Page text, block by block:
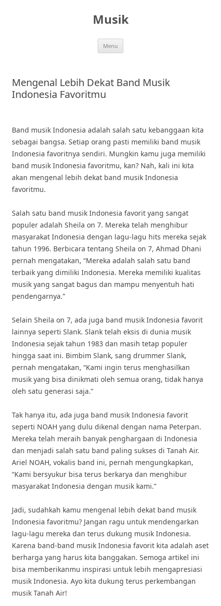
Musik
Menu
Mengenal Lebih Dekat Band Musik
Indonesia Favoritmu
Band musik Indonesia adalah salah satu kebanggaan kita
sebagai bangsa. Setiap orang pasti memiliki band musik
Indonesia favoritnya sendiri. Mungkin kamu juga memiliki
band musik Indonesia favoritmu, kan? Nah, kali ini kita
akan mengenal lebih dekat band musik Indonesia
favoritmu.
Salah satu band musik Indonesia favorit yang sangat
populer adalah Sheila on 7. Mereka telah menghibur
masyarakat Indonesia dengan lagu-lagu hits mereka sejak
tahun 1996. Berbicara tentang Sheila on 7, Ahmad Dhani
pernah mengatakan, “Mereka adalah salah satu band
terbaik yang dimiliki Indonesia. Mereka memiliki kualitas
musik yang sangat bagus dan mampu menyentuh hati
pendengarnya.”
Selain Sheila on 7, ada juga band musik Indonesia favorit
lainnya seperti Slank. Slank telah eksis di dunia musik
Indonesia sejak tahun 1983 dan masih tetap populer
hingga saat ini. Bimbim Slank, sang drummer Slank,
pernah mengatakan, “Kami ingin terus menghasilkan
musik yang bisa dinikmati oleh semua orang, tidak hanya
oleh satu generasi saja.”
Tak hanya itu, ada juga band musik Indonesia favorit
seperti NOAH yang dulu dikenal dengan nama Peterpan.
Mereka telah meraih banyak penghargaan di Indonesia
dan menjadi salah satu band paling sukses di Tanah Air.
Ariel NOAH, vokalis band ini, pernah mengungkapkan,
“Kami bersyukur bisa terus berkarya dan menghibur
masyarakat Indonesia dengan musik kami.”
Jadi, sudahkah kamu mengenal lebih dekat band musik
Indonesia favoritmu? Jangan ragu untuk mendengarkan
lagu-lagu mereka dan terus dukung musik Indonesia.
Karena band-band musik Indonesia favorit kita adalah aset
berharga yang harus kita banggakan. Semoga artikel ini
bisa memberikanmu inspirasi untuk lebih mengapresiasi
musik Indonesia. Ayo kita dukung terus perkembangan
musik Tanah Air!